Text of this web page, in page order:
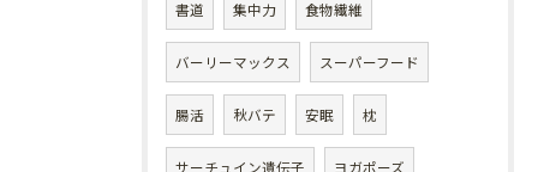
書道 集中力 食物繊維
バーリーマックス スーパーフード
腸活 秋バテ 安眠 枕
サーチュイン遺伝子 ヨガポーズ